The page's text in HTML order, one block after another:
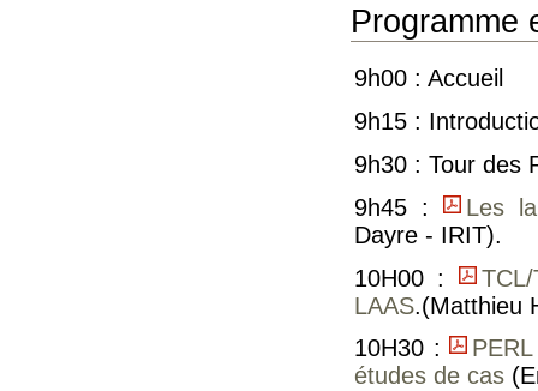
Programme
9h00 : Accueil
9h15 :
9h30 : Tour des
9h45 :
Les
Dayre - IRIT).
10H00 :
LAAS.(Matthieu
10H30 :
études de cas